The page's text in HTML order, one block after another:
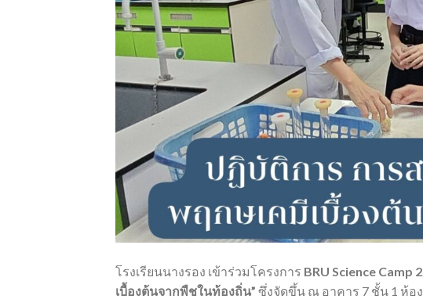
โรงเรียนนางรอง เข้าร่วมโครงการ BRU Science Camp
เบื้องต้นจากพืชในท้องถิ่น” ซึ่งจัดขึ้น ณ อาคาร 7 ชั้น 1 ห้อ